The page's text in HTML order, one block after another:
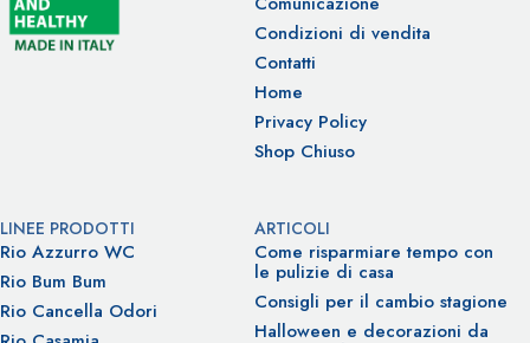
Condizioni di vendita
Contatti
Home
Privacy Policy
Shop Chiuso
LINEE PRODOTTI
Rio Azzurro WC
Rio Bum Bum
Rio Cancella Odori
ARTICOLI
Come risparmiare tempo con
le pulizie di casa
Consigli per il cambio stagione
Halloween e decorazioni da